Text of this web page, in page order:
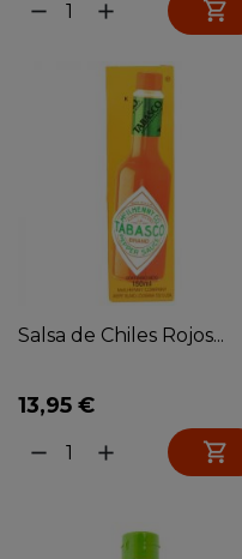
remove add 
Salsa de Chiles Rojos...
13,95 €
remove add 